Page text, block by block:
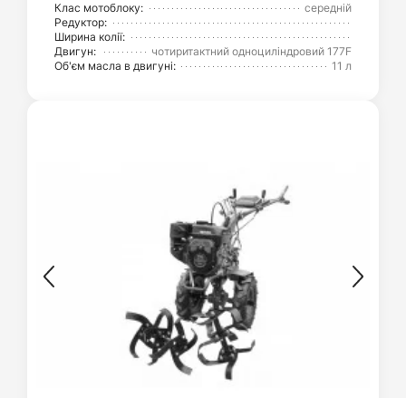
Клас мотоблоку:
середній
Редуктор:
Ширина колії:
Двигун:
чотиритактний одноциліндровий 177F
Об'єм масла в двигуні:
11 л